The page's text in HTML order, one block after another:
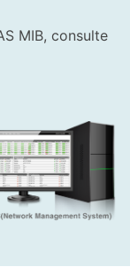
MIB, consulte